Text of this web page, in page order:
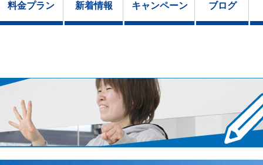
料金プラン 新着情報 キャンペーン ブログ